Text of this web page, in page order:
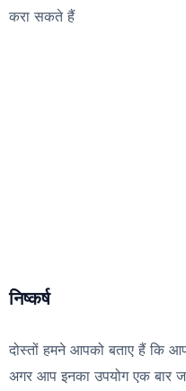
करा सकते हैं
निष्कर्ष
दोस्तों हमने आपको बताए हैं
अगर आप इनका उपयोग एक